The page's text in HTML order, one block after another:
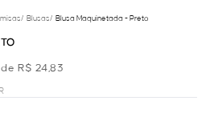
/ Blusas/ Blusa Maquinetada - Preto
R$ 24,83